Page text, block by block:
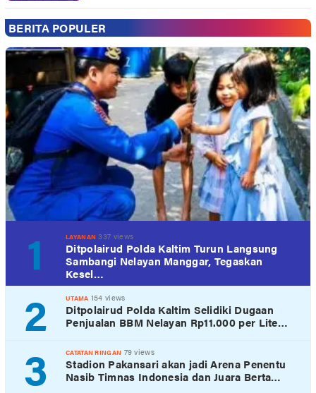
BERITA POPULER
1 LAYANAN 337 views
Ditpolairud Polda Kaltim Turun Langsung
Sambangi Nelayan Manggar, Tegaskan
Kesel…
2 UTAMA 154 views
Ditpolairud Polda Kaltim Selidiki Dugaan
Penjualan BBM Nelayan Rp11.000 per Lite…
3 CATATAN RINGAN 79 views
Stadion Pakansari akan jadi Arena Penentu
Nasib Timnas Indonesia dan Juara Berta…